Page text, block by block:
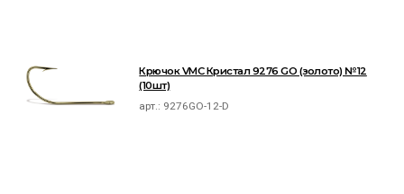
Крючок VMC Кристал 9276 GO (золото) №12
(10шт)
арт.: 9276GO-12-D